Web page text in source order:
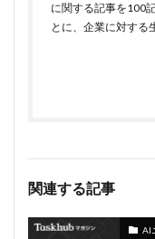
に関する記事を100
とに、企業に対する
関連する記事
AI